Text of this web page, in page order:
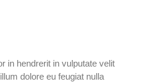
in hendrerit in vulputate velit
dolore eu feugiat nulla